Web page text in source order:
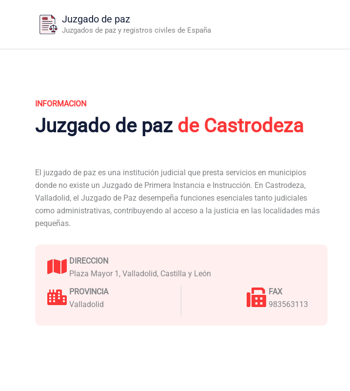
Juzgado de paz
Juzgados de paz y registros civiles de España
INFORMACION
Juzgado de paz de Castrodeza
El juzgado de paz es una institución judicial que presta servicios en municipios
donde no existe un Juzgado de Primera Instancia e Instrucción. En Castrodeza,
Valladolid, el Juzgado de Paz desempeña funciones esenciales tanto judiciales
como administrativas, contribuyendo al acceso a la justicia en las localidades más
pequeñas.
DIRECCION
Plaza Mayor 1, Valladolid, Castilla y León
PROVINCIA
Valladolid
FAX
983563113